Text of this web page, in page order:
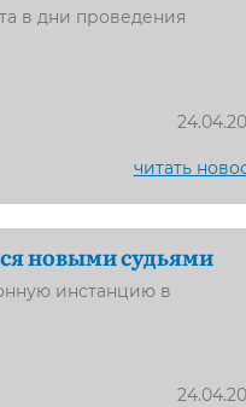
в дни проведения
читать
новыми судьями
инстанцию в